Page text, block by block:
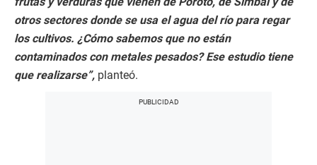
otros sectores donde se usa el agua del río para regar
los cultivos. ¿Cómo sabemos que no están
contaminados con metales pesados? Ese estudio tiene
que realizarse”, planteó.